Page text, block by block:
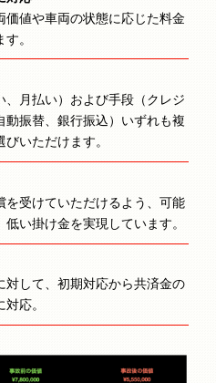
価値や車両の状態に応じた料金
。
、月払い）および手段（クレジ
動振替、銀行振込）いずれも複
いただけます。
を受けていただけるよう、可能
い掛け金を実現しています。
対して、初期対応から共済金の
応。